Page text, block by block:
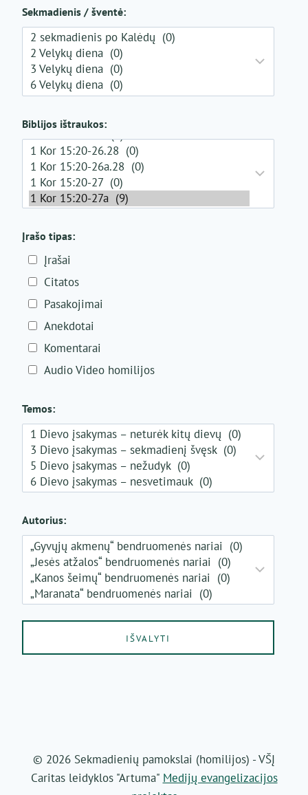
Sekmadienis / šventė:
Biblijos ištraukos:
Įrašo tipas:
Įrašai
Citatos
Pasakojimai
Anekdotai
Komentarai
Audio Video homilijos
Temos:
Autorius:
© 2026 Sekmadienių pamokslai (homilijos) - VŠĮ
Caritas leidyklos "Artuma" Medijų evangelizacijos